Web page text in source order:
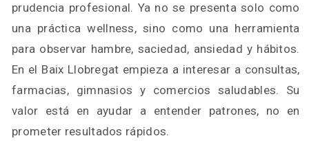
prudencia profesional. Ya no se presenta solo como
una práctica wellness, sino como una herramienta
para observar hambre, saciedad, ansiedad y hábitos.
En el Baix Llobregat empieza a interesar a consultas,
farmacias, gimnasios y comercios saludables. Su
valor está en ayudar a entender patrones, no en
prometer resultados rápidos.